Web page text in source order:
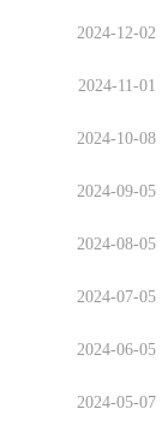
2024-12-02
2024-11-01
2024-10-08
2024-09-05
2024-08-05
2024-07-05
2024-06-05
2024-05-07